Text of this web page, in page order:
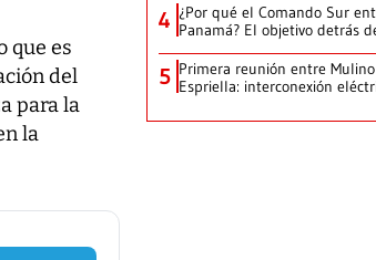
que es
del
para la
la
4 ¿Por qué el Comando Sur
Panamá? El objetivo detrás
5 Primera reunión entre Mulino
Espriella: interconexión